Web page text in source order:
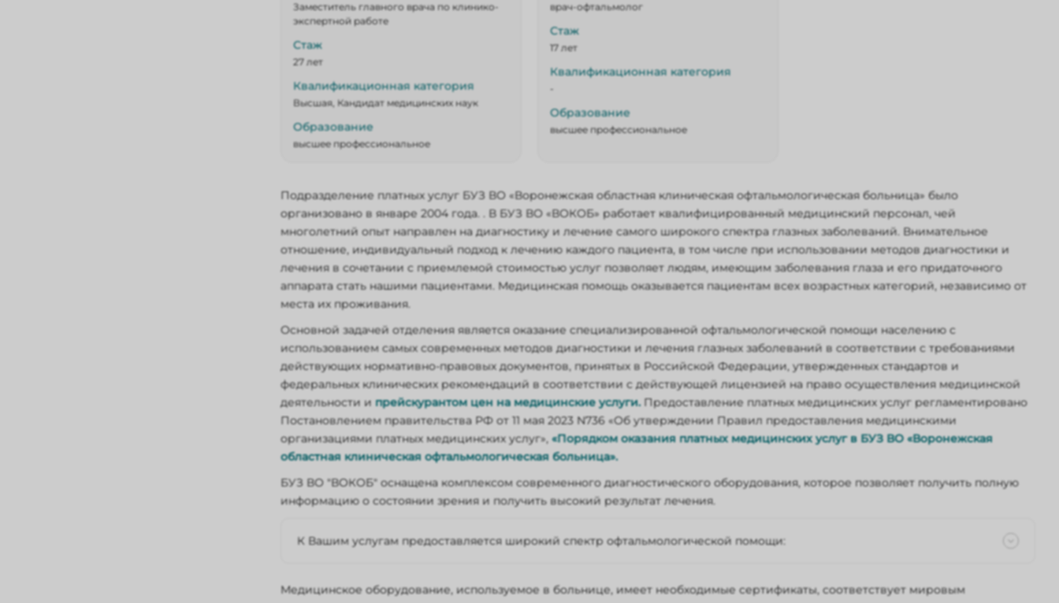
Заместитель главного врача по клинико-
экспертной работе
Стаж
27 лет
Квалификационная категория
Высшая, Кандидат медицинских наук
Образование
высшее профессиональное
врач-офтальмолог
Стаж
17 лет
Квалификационная категория
-
Образование
высшее профессиональное
Подразделение платных услуг БУЗ ВО «Воронежская областная клиническая офтальмологическая больница» было
организовано в январе 2004 года. . В БУЗ ВО «ВОКОБ» работает квалифицированный медицинский персонал, чей
многолетний опыт направлен на диагностику и лечение самого широкого спектра глазных заболеваний. Внимательное
отношение, индивидуальный подход к лечению каждого пациента, в том числе при использовании методов диагностики и
лечения в сочетании с приемлемой стоимостью услуг позволяет людям, имеющим заболевания глаза и его придаточного
аппарата стать нашими пациентами. Медицинская помощь оказывается пациентам всех возрастных категорий, независимо от
места их проживания.
Основной задачей отделения является оказание специализированной офтальмологической помощи населению с
использованием самых современных методов диагностики и лечения глазных заболеваний в соответствии с требованиями
действующих нормативно-правовых документов, принятых в Российской Федерации, утвержденных стандартов и
федеральных клинических рекомендаций в соответствии с действующей лицензией на право осуществления медицинской
деятельности и прейскурантом цен на медицинские услуги.Предоставление платных медицинских услуг регламентировано
Постановлением правительства РФ от 11 мая 2023 N736 «Об утверждении Правил предоставления медицинскими
организациями платных медицинских услуг», «Порядком оказания платных медицинских услуг в БУЗ ВО «Воронежская
областная клиническая офтальмологическая больница».
БУЗ ВО "ВОКОБ" оснащена комплексом современного диагностического оборудования, которое позволяет получить полную
информацию о состоянии зрения и получить высокий результат лечения.
К Вашим услугам предоставляется широкий спектр офтальмологической помощи:
консультации высококвалифицированных специалистов, кандидатов и докторов медицинских наук;
Медицинское оборудование, используемое в больнице, имеет необходимые сертификаты, соответствует мировым